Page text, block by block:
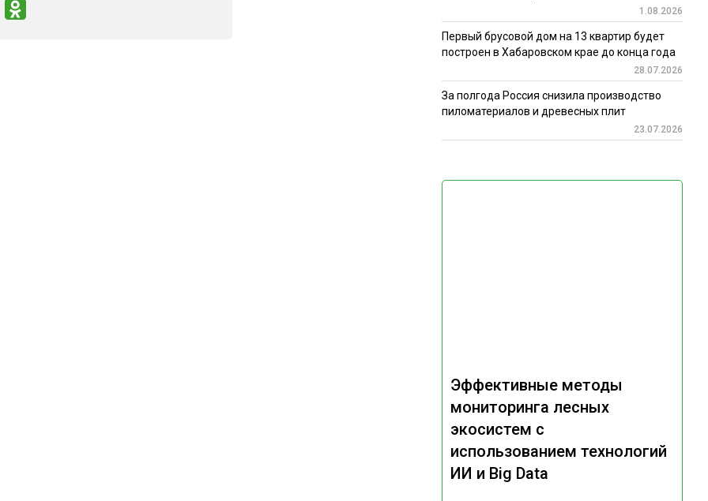
Эффективные методы
мониторинга лесных
экосистем с
использованием технологий
ИИ и Big Data
1.08.2026
Первый брусовой дом на 13 квартир будет
построен в Хабаровском крае до конца года
28.07.2026
За полгода Россия снизила производство
пиломатериалов и древесных плит
23.07.2026